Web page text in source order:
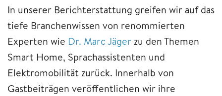
In unserer Berichterstattung greifen wir auf das
tiefe Branchenwissen von renommierten
Experten wie Dr. Marc Jägerzu den Themen
Smart Home, Sprachassistenten und
Elektromobilität zurück. Innerhalb von
Gastbeiträgen veröffentlichen wir ihre